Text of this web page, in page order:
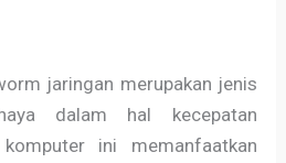
jaringan merupakan jenis
dalam hal kecepatan
ini memanfaatkan